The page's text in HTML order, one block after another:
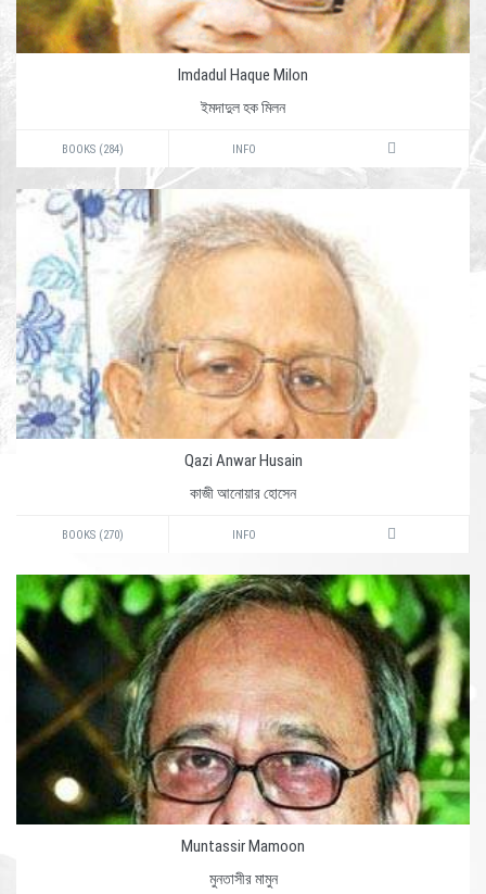
Imdadul Haque Milon
ইমদাদুল হক মিলন
BOOKS (284) INFO
Qazi Anwar Husain
কাজী আনোয়ার হোসেন
BOOKS (270) INFO
Muntassir Mamoon
মুনতাসীর মামুন